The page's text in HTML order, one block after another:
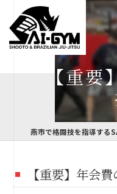
【重
【重要】年会